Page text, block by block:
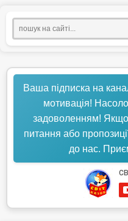
Ваша підписка на
мотивація!
задоволенням! Якщо
питання або
до нас.